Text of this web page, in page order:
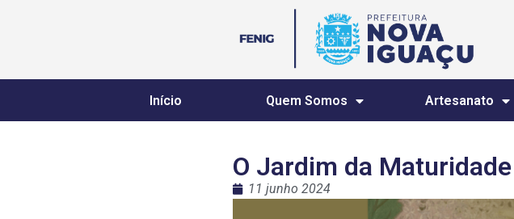
Início Quem Somos Artesanato
O Jardim da Maturidade
11 junho 2024